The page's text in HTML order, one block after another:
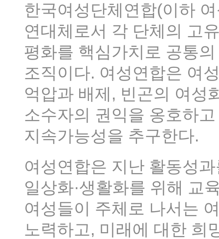
한국여성단체연합(이하
연대체로서 각 단체의 고
평화를 핵심가치로 공통
조직이다. 여성연합은 여
억압과 배제, 빈곤의 여성
소수자의 권익을 옹호하
지속가능성을 추구한다.
여성연합은 지난 활동성
일상화·생활화를 위해 교
여성들이 주체로 나서는
노력하고, 미래에 대한 희